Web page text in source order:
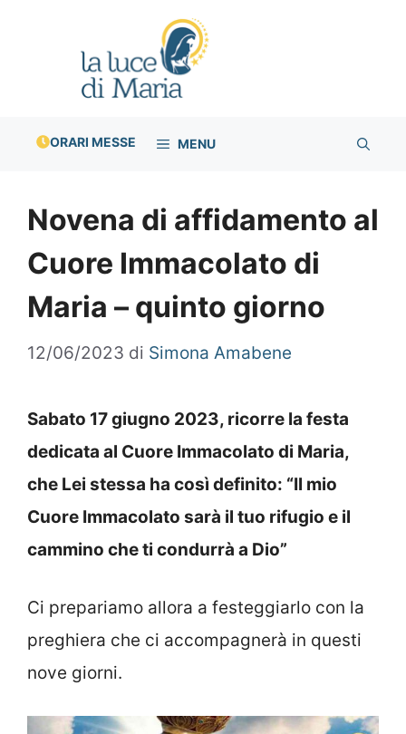
ORARI MESSE MENU
Novena di affidamento al
Cuore Immacolato di
Maria – quinto giorno
12/06/2023 di Simona Amabene
Sabato 17 giugno 2023, ricorre la festa
dedicata al Cuore Immacolato di Maria,
che Lei stessa ha così definito: “Il mio
Cuore Immacolato sarà il tuo rifugio e il
cammino che ti condurrà a Dio”
Ci prepariamo allora a festeggiarlo con la
preghiera che ci accompagnerà in questi
nove giorni.